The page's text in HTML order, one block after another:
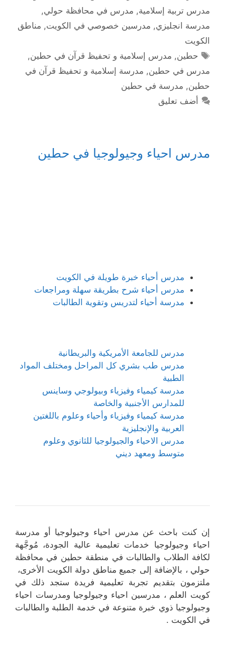
مدرس تربية إسلامية, مدرس في محافظة حولي,
مدرسة انجليزي, مدرسين خصوصي في الكويت, مناطق
الكويت
الوسوم
حطين, مدرس إسلامية و تحفيظ قرآن في حطين,
مدرس في حطين, مدرسة إسلامية و تحفيظ قرآن في
حطين, مدرسة في حطين
أضف تعليق
مدرس احياء وجيولوجيا في حطين
مدرس أحياء خبرة طويلة في الكويت
مدرس أحياء شرح بطريقة سهلة ومراجعات
مدرسة أحياء لتدريس وتقوية الطالبات
مدرس للجامعة الأمريكية والبريطانية
مدرس طب بشري كل المراحل ومختلف المواد
الطبية
مدرسة كيمياء وفيزياء وبيولوجي وساينس
للمدارس الأجنبية والخاصة
مدرسة كيمياء وفيزياء وأحياء وعلوم باللغتين
العربية والإنجليزية
مدرس الاحياء والجيولوجيا للثانوي وعلوم
متوسط ومعهد ديني
إن كنت باحث عن مدرس احياء وجيولوجيا أو مدرسة
احياء وجيولوجيا خدمات تعليمية عالية الجودة، مُوجَّهة
لكافة الطلاب والطالبات في منطقة حطين في محافظة
حولي ، بالإضافة إلى جميع مناطق دولة الكويت الأخرى،
ملتزمون بتقديم تجربة تعليمية فريدة ستجد ذلك في
كويت العلم ، مدرسين احياء وجيولوجيا ومدرسات احياء
وجيولوجيا ذوي خبرة متنوعة في خدمة الطلبة والطالبات
في الكويت .